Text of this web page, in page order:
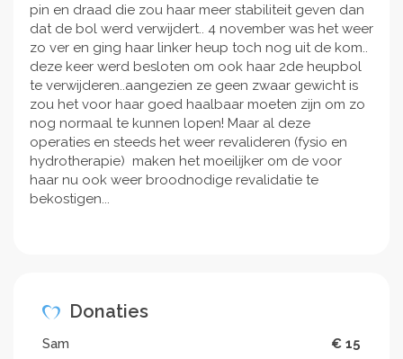
pin en draad die zou haar meer stabiliteit geven dan
dat de bol werd verwijdert.. 4 november was het weer
zo ver en ging haar linker heup toch nog uit de kom..
deze keer werd besloten om ook haar 2de heupbol
te verwijderen..aangezien ze geen zwaar gewicht is
zou het voor haar goed haalbaar moeten zijn om zo
nog normaal te kunnen lopen! Maar al deze
operaties en steeds het weer revalideren (fysio en
hydrotherapie) maken het moeilijker om de voor
haar nu ook weer broodnodige revalidatie te
bekostigen...
Donaties
Sam € 15